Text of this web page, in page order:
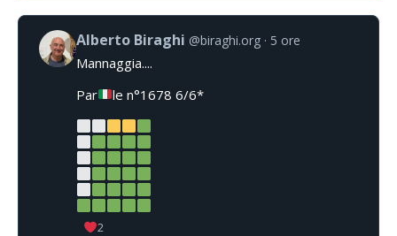
Alberto Biraghi @biraghi.org 5 ore
Mannaggia....
Par
le n°1678 6/6*
2